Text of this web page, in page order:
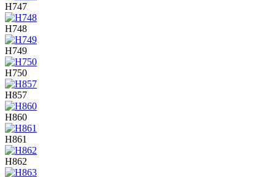
H747
H748
H749
H750
H857
H860
H861
H862